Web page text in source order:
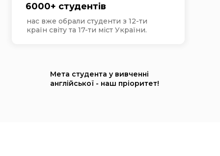
Мета студента у вивченні
англійської - наш пріоритет!
нас вже обрали студенти з 12-ти
країн світу та 17-ти міст України.
6000+ студентів